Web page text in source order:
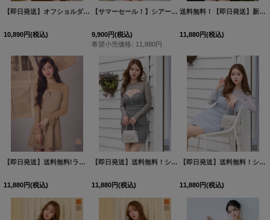
【即日発送】オフショルダー/ベアトップ/バルーンスリーブ/シャーリング/シフォン/ラメ生地/ドッキング/タイト/スリット/ミディアムドレス/キャバドレス【S-Mサイズ/2カラー】[OF01]【SB】dzqFV
10,890円(税込)
【サマーセール！】シアースリーブ/オフショル/タイト/ビジュー/キャミソール/谷間見せ/ミニドレス/キャバドレス【XS-Lサイズ/1カラー】[OF03] 【YN】dzw
9,900円(税込)
希望小売価格 : 11,880円
送料無料！【即日発送】新色登場！シアー/ロングスリーブ/ベルト/フロントジップ/谷間見せ/タイト/ミニドレス/キャバドレス【XS-XLサイズ/6カラー】[OF03] 【YN】dzwsAG
11,880円(税込)
【即日発送】送料無料!ラメシアースリーブAラインミニドレス/キャバドレス【S-Mサイズ/2カラー】[OF01]【SB】dzmvAG
11,880円(税込)
【即日発送】送料無料！シアー袖/ラメ/バストカット/ビジュー/ストレッチ/長袖/タイト/フロントジップ/ミニドレス/キャバドレス【XS-Mサイズ/2カラー】[OF03]【YN】dzmsAGO
11,880円(税込)
【即日発送】送料無料！シアー袖/ラメ/バストカット/ビジュー/ストレッチ/長袖/タイト/フロントジップ/ミニドレス/キャバドレス【XS-Mサイズ/2カラー】[OF03]【YN】dzmsAGO
11,880円(税込)